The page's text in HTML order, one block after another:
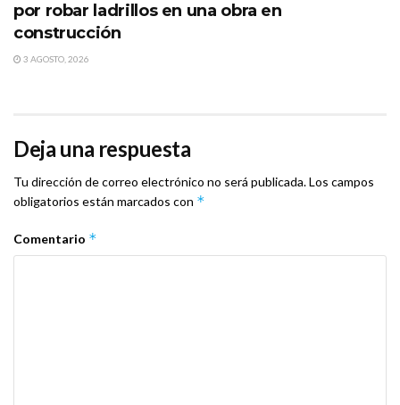
por robar ladrillos en una obra en
construcción
3 AGOSTO, 2026
Deja una respuesta
Tu dirección de correo electrónico no será publicada.Los campos
obligatorios están marcados con *
Comentario *